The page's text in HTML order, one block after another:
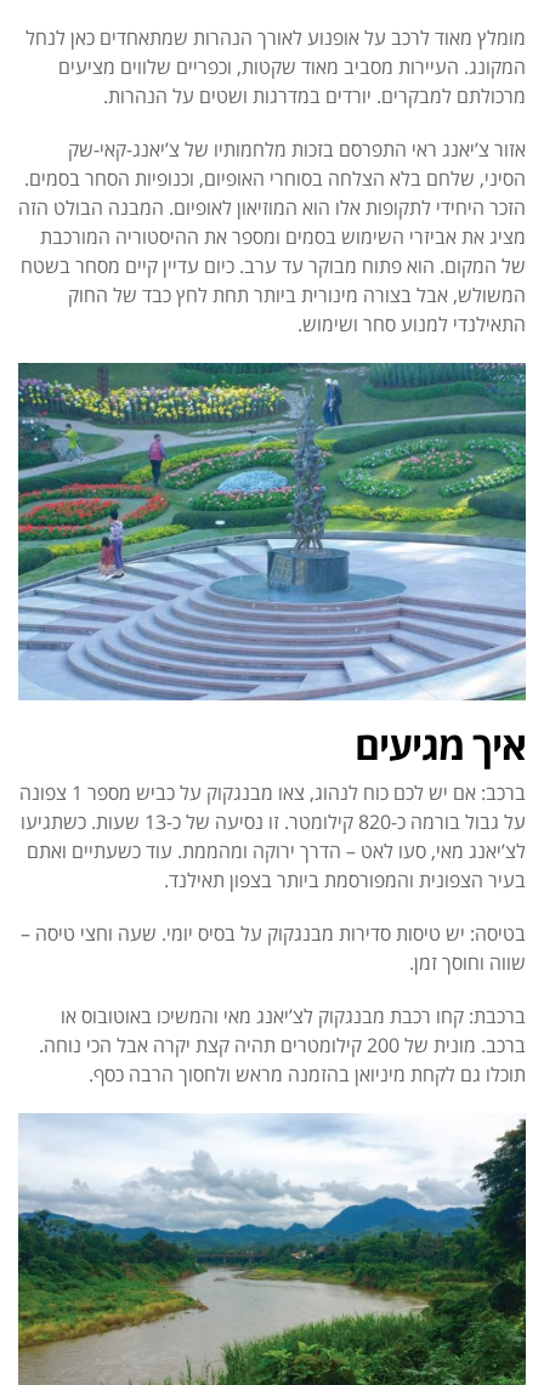
מומלץ מאוד לרכב על אופנוע לאורך הנהרות שמתאחדים כאן לנחל
המקונג. העיירות מסביב מאוד שקטות, וכפריים שלווים מציעים
מרכולתם למבקרים. יורדים במדרגות ושטים על הנהרות.
אזור צ’יאנג ראי התפרסם בזכות מלחמותיו של צ’יאנג-קאי-שק
הסיני, שלחם בלא הצלחה בסוחרי האופיום, וכנופיות הסחר בסמים.
הזכר היחידי לתקופות אלו הוא המוזיאון לאופיום. המבנה הבולט הזה
מציג את אביזרי השימוש בסמים ומספר את ההיסטוריה המורכבת
של המקום. הוא פתוח מבוקר עד ערב. כיום עדיין קיים מסחר בשטח
המשולש, אבל בצורה מינורית ביותר תחת לחץ כבד של החוק
התאילנדי למנוע סחר ושימוש.
איך מגיעים
ברכב: אם יש לכם כוח לנהוג, צאו מבנגקוק על כביש מספר 1 צפונה
על גבול בורמה כ-820 קילומטר. זו נסיעה של כ-13 שעות. כשתגיעו
לצ’יאנג מאי, סעו לאט – הדרך ירוקה ומהממת. עוד כשעתיים ואתם
בעיר הצפונית והמפורסמת ביותר בצפון תאילנד.
בטיסה: יש טיסות סדירות מבנגקוק על בסיס יומי. שעה וחצי טיסה –
שווה וחוסך זמן.
ברכבת: קחו רכבת מבנגקוק לצ’יאנג מאי והמשיכו באוטובוס או
ברכב. מונית של 200 קילומטרים תהיה קצת יקרה אבל הכי נוחה.
תוכלו גם לקחת מיניואן בהזמנה מראש ולחסוך הרבה כסף.